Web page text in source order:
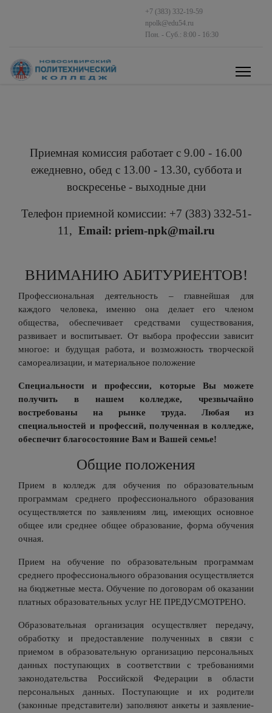
+7 (383) 332-19-59
npolk@edu54.ru
Пон. - Суб.: 8:00 - 16:30
Приемная комиссия работает с 9.00 - 16.00
ежедневно, обед с 13.00 - 13.30, суббота и
воскресенье - выходные дни
Телефон приемной комиссии: +7 (383) 332-51-
11, Email: priem-npk@mail.ru
ВНИМАНИЮ АБИТУРИЕНТОВ!
Профессиональная деятельность – главнейшая для
каждого человека, именно она делает его членом
общества, обеспечивает средствами существования,
развивает и воспитывает. От выбора профессии зависит
многое: и будущая работа, и возможность творческой
самореализации, и материальное положение
Специальности и профессии, которые Вы можете
получить в нашем колледже, чрезвычайно
востребованы на рынке труда. Любая из
специальностей и профессий, полученная в колледже,
обеспечит благосостояние Вам и Вашей семье!
Общие положения
Прием в колледж для обучения по образовательным
программам среднего профессионального образования
осуществляется по заявлениям лиц, имеющих основное
общее или среднее общее образование, форма обучения
очная.
Прием на обучение по образовательным программам
среднего профессионального образования осуществляется
на бюджетные места. Обучение по договорам об оказании
платных образовательных услуг НЕ ПРЕДУСМОТРЕНО.
Образовательная организация осуществляет передачу,
обработку и предоставление полученных в связи с
приемом в образовательную организацию персональных
данных поступающих в соответствии с требованиями
законодательства Российской Федерации в области
персональных данных. Поступающие и их родители
(законные представители) заполняют анкеты и заявление-